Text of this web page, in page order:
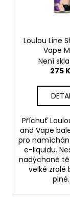
Loulou Line
Vape
Není
275
Příchuť
and Vape
pro
e-liquidu.
nadýchané
velké zralé